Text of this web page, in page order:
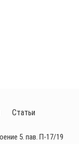
5. пав. П-17/19
Статьи